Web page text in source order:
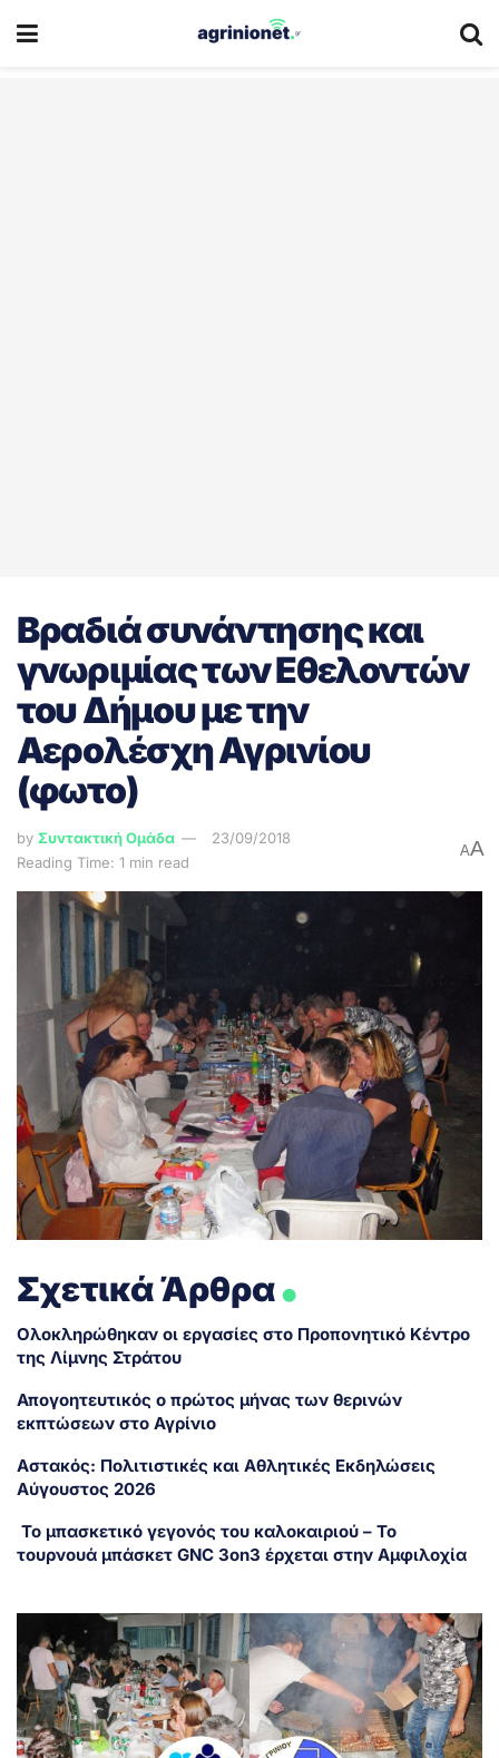
Βραδιά συνάντησης και
γνωριμίας των Εθελοντών
του Δήμου με την
Αερολέσχη Αγρινίου
(φωτο)
by Συντακτική Ομάδα
23/09/2018
Reading Time: 1 min read
AA
Σχετικά Άρθρα.
Ολοκληρώθηκαν οι εργασίες στο Προπονητικό Κέντρο
της Λίμνης Στράτου
Απογοητευτικός ο πρώτος μήνας των θερινών
εκπτώσεων στο Αγρίνιο
Αστακός: Πολιτιστικές και Αθλητικές Εκδηλώσεις
Αύγουστος 2026
Το μπασκετικό γεγονός του καλοκαιριού – Το
τουρνουά μπάσκετ GNC 3on3 έρχεται στην Αμφιλοχία